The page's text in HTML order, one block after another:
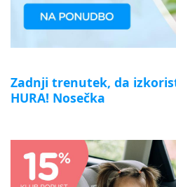
Zadnji trenutek, da
HURA! Nosečka